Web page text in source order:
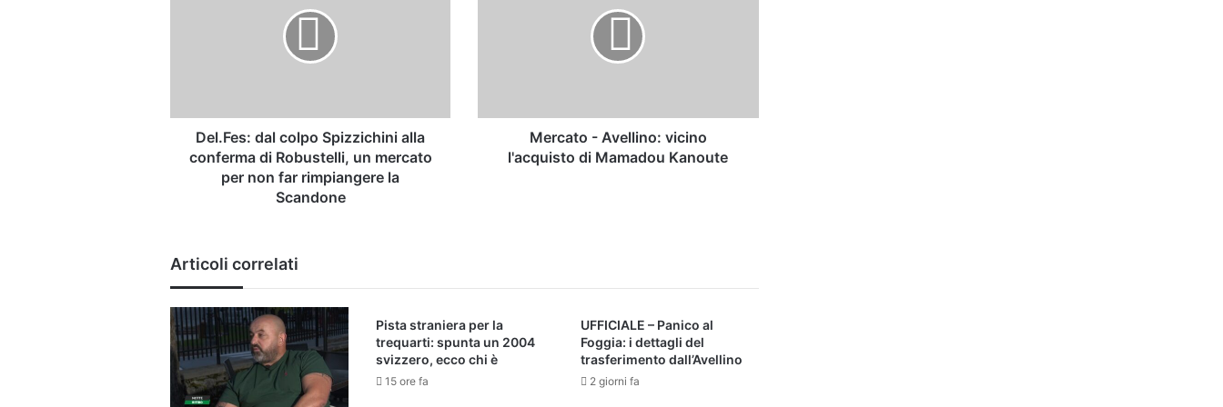
un
mercatoDel.Fes: dal colpo Spizzichini alla
conferma di Robustelli, un mercato
per non far rimpiangere la
Scandone
Mercato - Avellino: vicino
l'acquisto di Mamadou Kanoute
Articoli correlati
Pista straniera per la
trequarti: spunta un 2004
svizzero, ecco chi è
15 ore fa
UFFICIALE – Panico al
Foggia: i dettagli del
trasferimento dall’Avellino
2 giorni fa